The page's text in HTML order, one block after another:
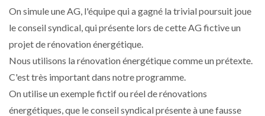
On simule une AG, l'équipe qui a gagné la trivial poursuit joue
le conseil syndical, qui présente lors de cette AG fictive un
projet de rénovation énergétique.
Nous utilisons la rénovation énergétique comme un prétexte.
C'est très important dans notre programme.
On utilise un exemple fictif ou réel de rénovations
énergétiques, que le conseil syndical présente à une fausse